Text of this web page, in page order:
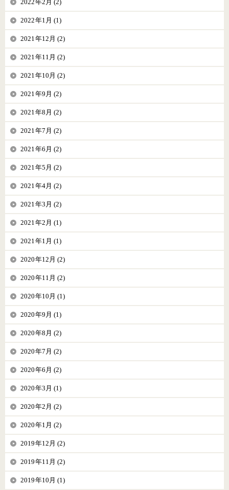
2022年2月 (2)
2022年1月 (1)
2021年12月 (2)
2021年11月 (2)
2021年10月 (2)
2021年9月 (2)
2021年8月 (2)
2021年7月 (2)
2021年6月 (2)
2021年5月 (2)
2021年4月 (2)
2021年3月 (2)
2021年2月 (1)
2021年1月 (1)
2020年12月 (2)
2020年11月 (2)
2020年10月 (1)
2020年9月 (1)
2020年8月 (2)
2020年7月 (2)
2020年6月 (2)
2020年3月 (1)
2020年2月 (2)
2020年1月 (2)
2019年12月 (2)
2019年11月 (2)
2019年10月 (1)